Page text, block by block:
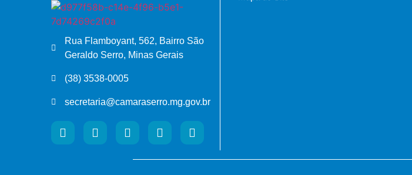
Rua Flamboyant, 562, Bairro São
Geraldo Serro, Minas Gerais
(38) 3538-0005
secretaria@camaraserro.mg.gov.br